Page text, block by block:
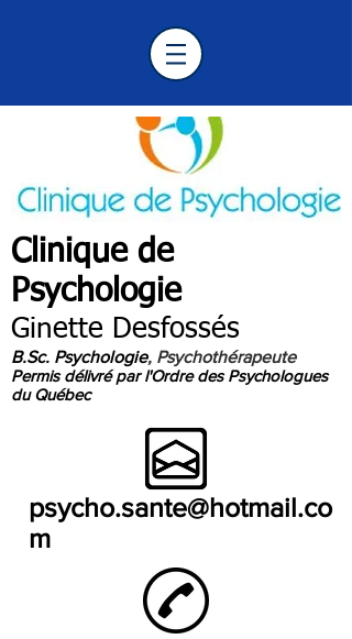
Clinique de
Psychologie
Ginette Desfossés
B.Sc. Psychologie, Psychothérapeute
Permis délivré par l'Ordre des Psychologues
du Québec
psycho.sante@hotmail.co
m